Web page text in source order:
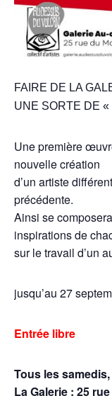
FAIRE DE LA
UNE SORTE DE
Une première
nouvelle création
d’un artiste
précédente.
Ainsi se
inspirations de
sur le travail d’un
jusqu’au 27
Entrée libre
Tous les samedis,
La Galerie : 25